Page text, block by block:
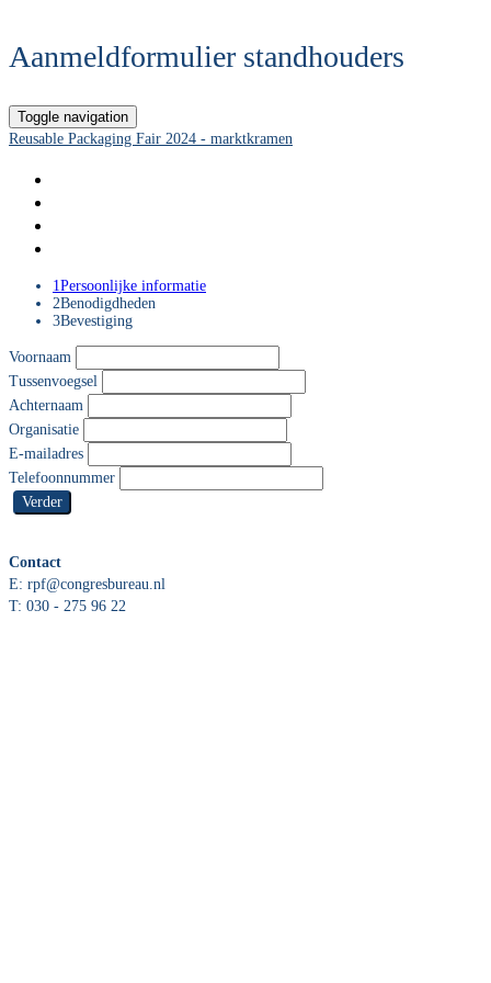
Aanmeldformulier standhouders
Toggle navigation
Reusable Packaging Fair 2024 - marktkramen
1Persoonlijke informatie
2Benodigdheden
3Bevestiging
Voornaam
Tussenvoegsel
Achternaam
Organisatie
E-mailadres
Telefoonnummer
Verder
Contact
E: rpf@congresbureau.nl
T: 030 - 275 96 22